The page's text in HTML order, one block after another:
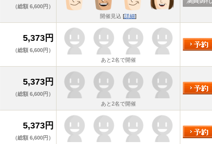
（総額 6,600円）
開催見込 [詳細]
5,373円
（総額 6,600円）
あと2名で開催
5,373円
（総額 6,600円）
あと2名で開催
5,373円
（総額 6,600円）